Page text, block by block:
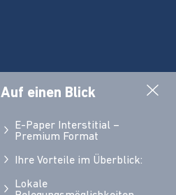
Auf einen Blick
E-Paper Interstitial –
Premium Format
Ihre Vorteile im Überblick:
Lokale